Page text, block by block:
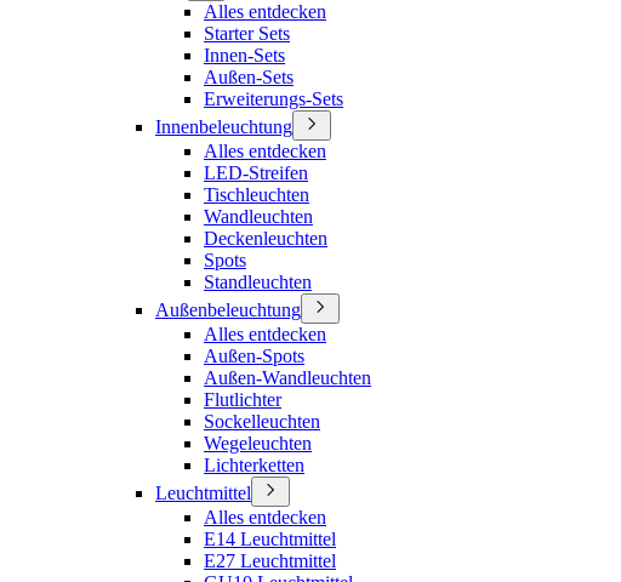
Alles entdecken
Starter Sets
Innen-Sets
Außen-Sets
Erweiterungs-Sets
Innenbeleuchtung
Alles entdecken
LED-Streifen
Tischleuchten
Wandleuchten
Deckenleuchten
Spots
Standleuchten
Außenbeleuchtung
Alles entdecken
Außen-Spots
Außen-Wandleuchten
Flutlichter
Sockelleuchten
Wegeleuchten
Lichterketten
Leuchtmittel
Alles entdecken
E14 Leuchtmittel
E27 Leuchtmittel